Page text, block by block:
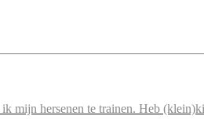
mijn hersenen te trainen. Heb